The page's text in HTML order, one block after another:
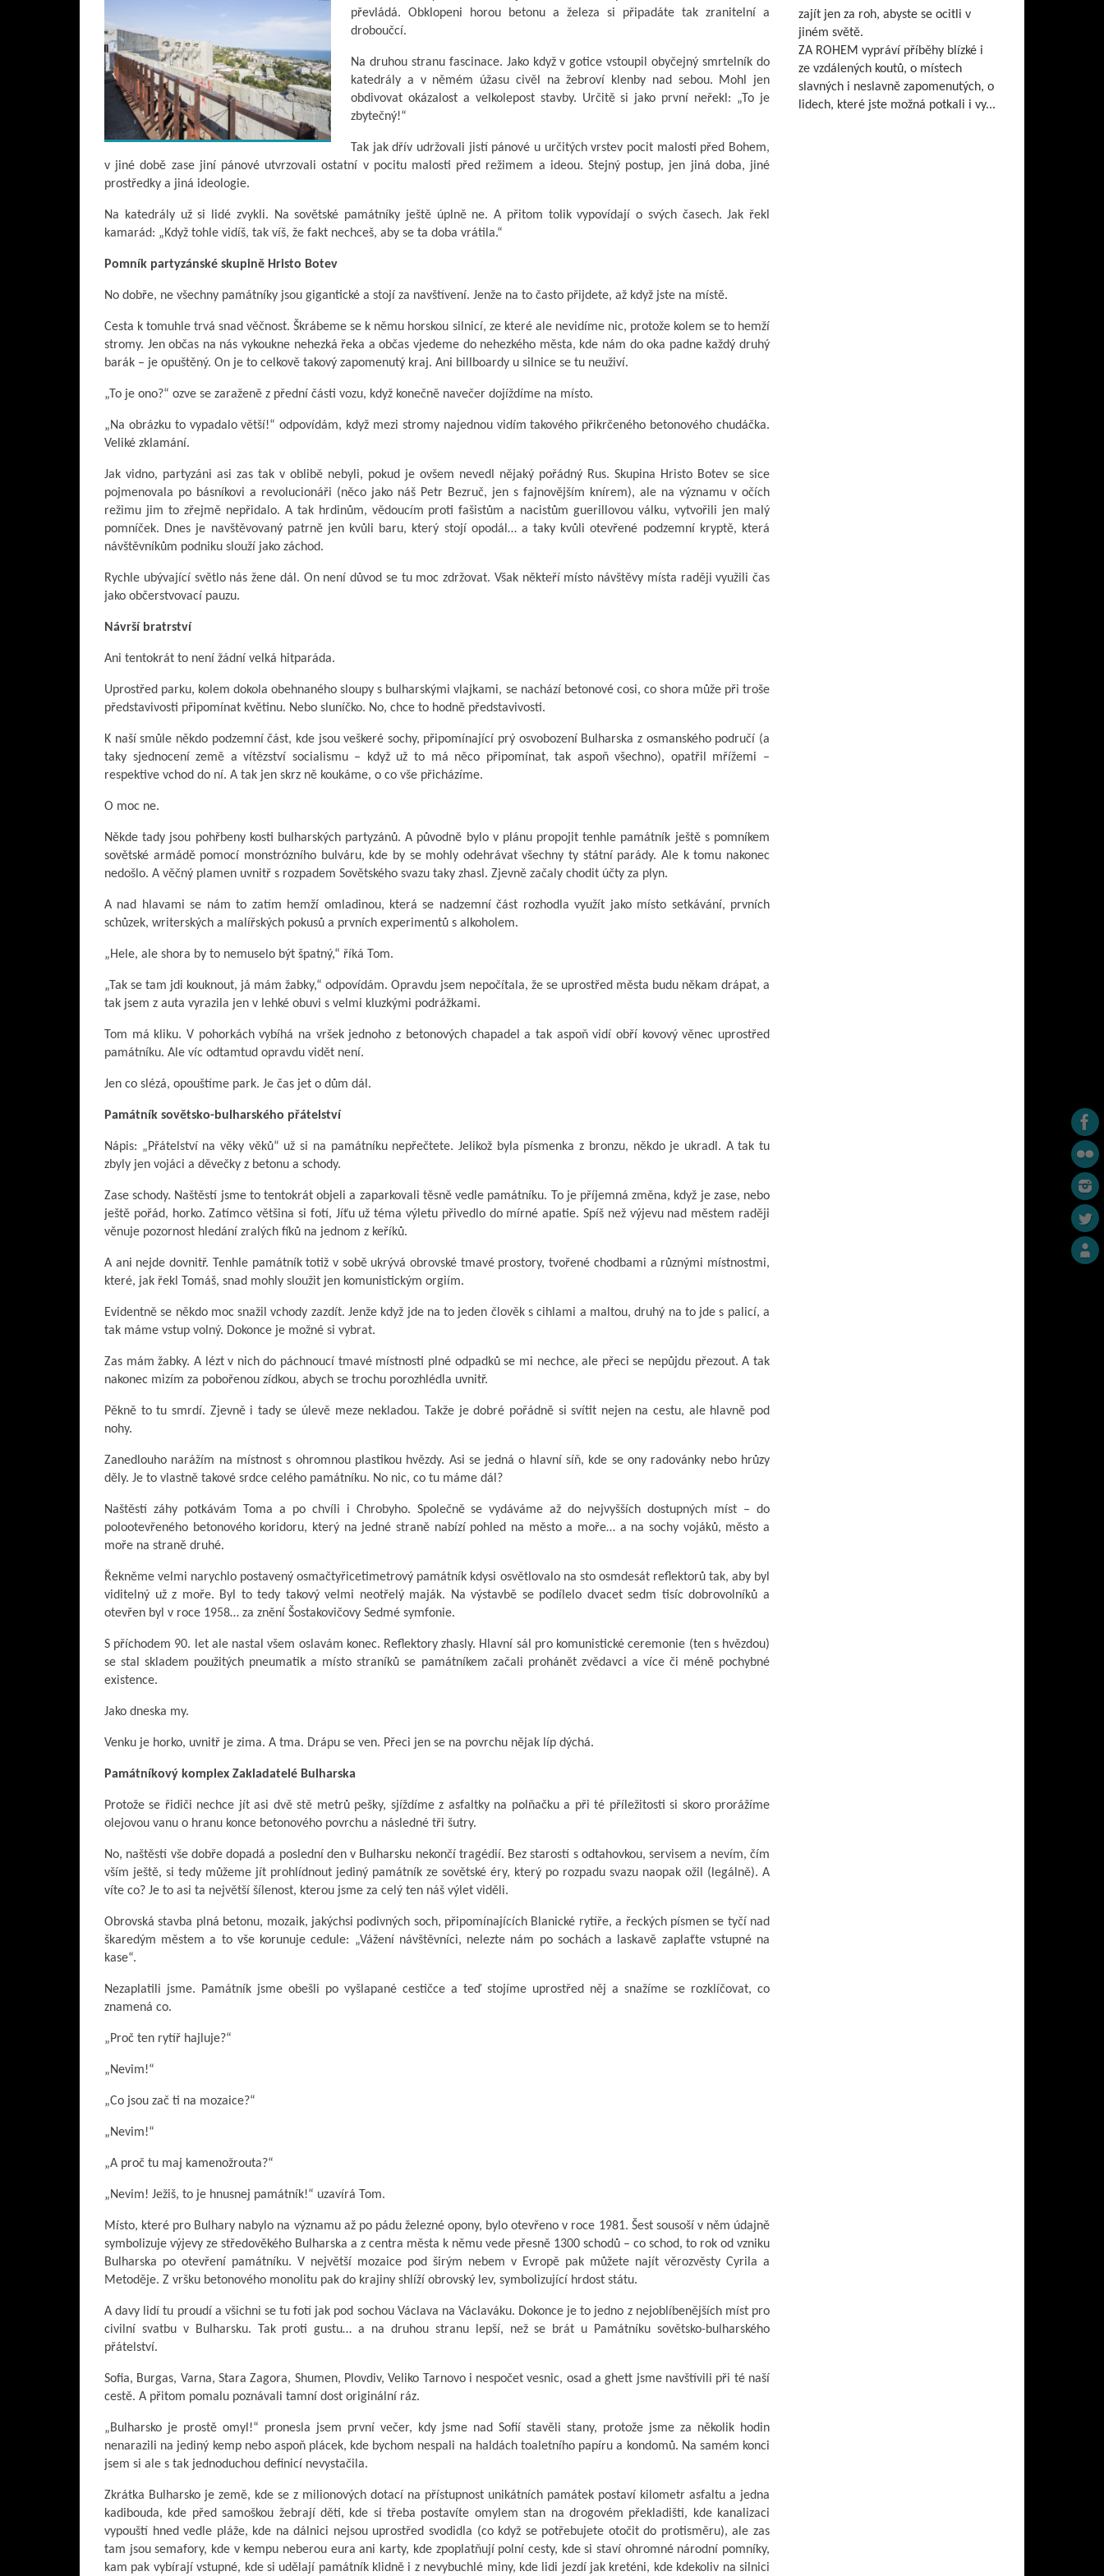
převládá. Obklopeni horou betonu a železa si připadáte tak zranitelní a
droboučcí.
Na druhou stranu fascinace. Jako když v gotice vstoupil obyčejný smrtelník do
katedrály a v němém úžasu civěl na žebroví klenby nad sebou. Mohl jen
obdivovat okázalost a velkolepost stavby. Určitě si jako první neřekl: „To je
zbytečný!“
Tak jak dřív udržovali jistí pánové u určitých vrstev pocit malosti před Bohem,
v jiné době zase jiní pánové utvrzovali ostatní v pocitu malosti před režimem a ideou. Stejný postup, jen jiná doba, jiné
prostředky a jiná ideologie.
Na katedrály už si lidé zvykli. Na sovětské památníky ještě úplně ne. A přitom tolik vypovídají o svých časech. Jak řekl
kamarád: „Když tohle vidíš, tak víš, že fakt nechceš, aby se ta doba vrátila.“
Pomník partyzánské skupině Hristo Botev
No dobře, ne všechny památníky jsou gigantické a stojí za navštívení. Jenže na to často přijdete, až když jste na místě.
Cesta k tomuhle trvá snad věčnost. Škrábeme se k němu horskou silnicí, ze které ale nevidíme nic, protože kolem se to hemží
stromy. Jen občas na nás vykoukne nehezká řeka a občas vjedeme do nehezkého města, kde nám do oka padne každý druhý
barák – je opuštěný. On je to celkově takový zapomenutý kraj. Ani billboardy u silnice se tu neuživí.
„To je ono?“ ozve se zaraženě z přední části vozu, když konečně navečer dojíždíme na místo.
„Na obrázku to vypadalo větší!“ odpovídám, když mezi stromy najednou vidím takového přikrčeného betonového chudáčka.
Veliké zklamání.
Jak vidno, partyzáni asi zas tak v oblibě nebyli, pokud je ovšem nevedl nějaký pořádný Rus. Skupina Hristo Botev se sice
pojmenovala po básníkovi a revolucionáři (něco jako náš Petr Bezruč, jen s fajnovějším knírem), ale na významu v očích
režimu jim to zřejmě nepřidalo. A tak hrdinům, vědoucím proti fašistům a nacistům guerillovou válku, vytvořili jen malý
pomníček. Dnes je navštěvovaný patrně jen kvůli baru, který stojí opodál… a taky kvůli otevřené podzemní kryptě, která
návštěvníkům podniku slouží jako záchod.
Rychle ubývající světlo nás žene dál. On není důvod se tu moc zdržovat. Však někteří místo návštěvy místa raději využili čas
jako občerstvovací pauzu.
Návrší bratrství
Ani tentokrát to není žádní velká hitparáda.
Uprostřed parku, kolem dokola obehnaného sloupy s bulharskými vlajkami, se nachází betonové cosi, co shora může při troše
představivosti připomínat květinu. Nebo sluníčko. No, chce to hodně představivosti.
K naší smůle někdo podzemní část, kde jsou veškeré sochy, připomínající prý osvobození Bulharska z osmanského područí (a
taky sjednocení země a vítězství socialismu – když už to má něco připomínat, tak aspoň všechno), opatřil mřížemi –
respektive vchod do ní. A tak jen skrz ně koukáme, o co vše přicházíme.
O moc ne.
Někde tady jsou pohřbeny kosti bulharských partyzánů. A původně bylo v plánu propojit tenhle památník ještě s pomníkem
sovětské armádě pomocí monstrózního bulváru, kde by se mohly odehrávat všechny ty státní parády. Ale k tomu nakonec
nedošlo. A věčný plamen uvnitř s rozpadem Sovětského svazu taky zhasl. Zjevně začaly chodit účty za plyn.
A nad hlavami se nám to zatím hemží omladinou, která se nadzemní část rozhodla využít jako místo setkávání, prvních
schůzek, writerských a malířských pokusů a prvních experimentů s alkoholem.
„Hele, ale shora by to nemuselo být špatný,“ říká Tom.
„Tak se tam jdi kouknout, já mám žabky,“ odpovídám. Opravdu jsem nepočítala, že se uprostřed města budu někam drápat, a
tak jsem z auta vyrazila jen v lehké obuvi s velmi kluzkými podrážkami.
Tom má kliku. V pohorkách vybíhá na vršek jednoho z betonových chapadel a tak aspoň vidí obří kovový věnec uprostřed
památníku. Ale víc odtamtud opravdu vidět není.
Jen co slézá, opouštíme park. Je čas jet o dům dál.
Památník sovětsko-bulharského přátelství
Nápis: „Přátelství na věky věků“ už si na památníku nepřečtete. Jelikož byla písmenka z bronzu, někdo je ukradl. A tak tu
zbyly jen vojáci a děvečky z betonu a schody.
Zase schody. Naštěstí jsme to tentokrát objeli a zaparkovali těsně vedle památníku. To je příjemná změna, když je zase, nebo
ještě pořád, horko. Zatímco většina si fotí, Jíťu už téma výletu přivedlo do mírné apatie. Spíš než výjevu nad městem raději
věnuje pozornost hledání zralých fíků na jednom z keříků.
A ani nejde dovnitř. Tenhle památník totiž v sobě ukrývá obrovské tmavé prostory, tvořené chodbami a různými místnostmi,
které, jak řekl Tomáš, snad mohly sloužit jen komunistickým orgiím.
Evidentně se někdo moc snažil vchody zazdít. Jenže když jde na to jeden člověk s cihlami a maltou, druhý na to jde s palicí, a
tak máme vstup volný. Dokonce je možné si vybrat.
Zas mám žabky. A lézt v nich do páchnoucí tmavé místnosti plné odpadků se mi nechce, ale přeci se nepůjdu přezout. A tak
nakonec mizím za pobořenou zídkou, abych se trochu porozhlédla uvnitř.
Pěkně to tu smrdí. Zjevně i tady se úlevě meze nekladou. Takže je dobré pořádně si svítit nejen na cestu, ale hlavně pod
nohy.
Zanedlouho narážím na místnost s ohromnou plastikou hvězdy. Asi se jedná o hlavní síň, kde se ony radovánky nebo hrůzy
děly. Je to vlastně takové srdce celého památníku. No nic, co tu máme dál?
Naštěstí záhy potkávám Toma a po chvíli i Chrobyho. Společně se vydáváme až do nejvyšších dostupných míst – do
polootevřeného betonového koridoru, který na jedné straně nabízí pohled na město a moře… a na sochy vojáků, město a
moře na straně druhé.
Řekněme velmi narychlo postavený osmačtyřicetimetrový památník kdysi osvětlovalo na sto osmdesát reflektorů tak, aby byl
viditelný už z moře. Byl to tedy takový velmi neotřelý maják. Na výstavbě se podílelo dvacet sedm tisíc dobrovolníků a
otevřen byl v roce 1958… za znění Šostakovičovy Sedmé symfonie.
S příchodem 90. let ale nastal všem oslavám konec. Reflektory zhasly. Hlavní sál pro komunistické ceremonie (ten s hvězdou)
se stal skladem použitých pneumatik a místo straníků se památníkem začali prohánět zvědavci a více či méně pochybné
existence.
Jako dneska my.
Venku je horko, uvnitř je zima. A tma. Drápu se ven. Přeci jen se na povrchu nějak líp dýchá.
Památníkový komplex Zakladatelé Bulharska
Protože se řidiči nechce jít asi dvě stě metrů pešky, sjíždíme z asfaltky na polňačku a při té příležitosti si skoro prorážíme
olejovou vanu o hranu konce betonového povrchu a následné tři šutry.
No, naštěstí vše dobře dopadá a poslední den v Bulharsku nekončí tragédií. Bez starostí s odtahovkou, servisem a nevím, čím
vším ještě, si tedy můžeme jít prohlídnout jediný památník ze sovětské éry, který po rozpadu svazu naopak ožil (legálně). A
víte co? Je to asi ta největší šílenost, kterou jsme za celý ten náš výlet viděli.
Obrovská stavba plná betonu, mozaik, jakýchsi podivných soch, připomínajících Blanické rytíře, a řeckých písmen se tyčí nad
škaredým městem a to vše korunuje cedule: „Vážení návštěvníci, nelezte nám po sochách a laskavě zaplaťte vstupné na
kase“.
Nezaplatili jsme. Památník jsme obešli po vyšlapané cestičce a teď stojíme uprostřed něj a snažíme se rozklíčovat, co
znamená co.
„Proč ten rytíř hajluje?“
„Nevim!“
„Co jsou zač ti na mozaice?“
„Nevim!“
„A proč tu maj kamenožrouta?“
„Nevim! Ježiš, to je hnusnej památník!“ uzavírá Tom.
Místo, které pro Bulhary nabylo na významu až po pádu železné opony, bylo otevřeno v roce 1981. Šest sousoší v něm údajně
symbolizuje výjevy ze středověkého Bulharska a z centra města k němu vede přesně 1300 schodů – co schod, to rok od vzniku
Bulharska po otevření památníku. V největší mozaice pod širým nebem v Evropě pak můžete najít věrozvěsty Cyrila a
Metoděje. Z vršku betonového monolitu pak do krajiny shlíží obrovský lev, symbolizující hrdost státu.
A davy lidí tu proudí a všichni se tu fotí jak pod sochou Václava na Václaváku. Dokonce je to jedno z nejoblíbenějších míst pro
civilní svatbu v Bulharsku. Tak proti gustu… a na druhou stranu lepší, než se brát u Památníku sovětsko-bulharského
přátelství.
Sofia, Burgas, Varna, Stara Zagora, Shumen, Plovdiv, Veliko Tarnovo i nespočet vesnic, osad a ghett jsme navštívili při té naší
cestě. A přitom pomalu poznávali tamní dost originální ráz.
„Bulharsko je prostě omyl!“ pronesla jsem první večer, kdy jsme nad Sofií stavěli stany, protože jsme za několik hodin
nenarazili na jediný kemp nebo aspoň plácek, kde bychom nespali na haldách toaletního papíru a kondomů. Na samém konci
jsem si ale s tak jednoduchou definicí nevystačila.
Zkrátka Bulharsko je země, kde se z milionových dotací na přístupnost unikátních památek postaví kilometr asfaltu a jedna
kadibouda, kde před samoškou žebrají děti, kde si třeba postavíte omylem stan na drogovém překladišti, kde kanalizaci
vypouští hned vedle pláže, kde na dálnici nejsou uprostřed svodidla (co když se potřebujete otočit do protisměru), ale zas
tam jsou semafory, kde v kempu neberou eura ani karty, kde zpoplatňují polní cesty, kde si staví ohromné národní pomníky,
kam pak vybírají vstupné, kde si udělají památník klidně i z nevybuchlé miny, kde lidi jezdí jak kreténi, kde kdekoliv na silnici
zajít jen za roh, abyste se ocitli v
jiném světě.
ZA ROHEM vypráví příběhy blízké i
ze vzdálených koutů, o místech
slavných i neslavně zapomenutých, o
lidech, které jste možná potkali i vy...